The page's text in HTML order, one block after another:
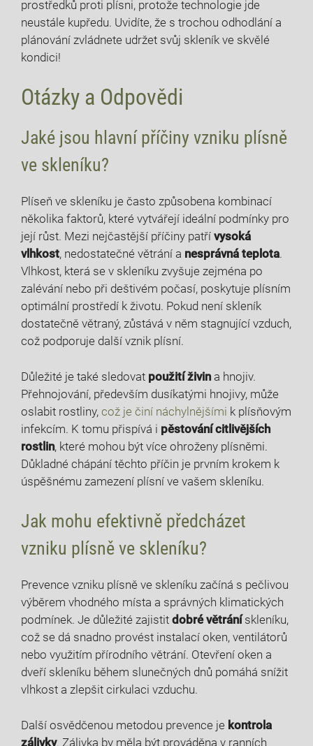
prostředků proti plísni, protože technologie jde‌
neustále kupředu. Uvidíte, že s​ trochou odhodlání a
plánování zvládnete udržet svůj skleník ve skvělé⁤
kondici!
Otázky a Odpovědi
Jaké jsou hlavní příčiny ​vzniku plísně
ve ‌skleníku?
Plíseň ve skleníku je často způsobena kombinací
několika faktorů, které vytvářejí ⁢ideální podmínky pro
její růst. Mezi‌ nejčastější příčiny patří vysoká
vlhkost, nedostatečné větrání a nesprávná teplota.
Vlhkost, která se v skleníku zvyšuje zejména‌ po
⁢zalévání nebo při deštivém počasí, poskytuje plísním
optimální prostředí k životu. Pokud není skleník
dostatečně větraný, zůstává v něm stagnující‍ vzduch,
což podporuje další vznik plísní.
Důležité je také sledovat použití živina hnojiv.
Přehnojování, především dusíkatými hnojivy, může ​
oslabit rostliny, ⁤ což je činí náchylnějšími k plísňovým​
infekcím. K tomu přispívá i pěstování citlivějších
rostlin, ‌které mohou být více ohroženy plísněmi.
Důkladné chápání těchto příčin je prvním krokem k
úspěšnému zamezení ​plísní ve vašem skleníku.
Jak mohu efektivně předcházet
vzniku plísně ve⁣ skleníku?
Prevence vzniku plísně ve skleníku začíná s pečlivou
výběrem vhodného místa a správných klimatických
podmínek. Je důležité zajistit dobré větránískleníku,
což se dá snadno provést instalací oken, ventilátorů
nebo využitím ‍přírodního větrání. ​Otevření oken a
dveří skleníku během slunečných dnů pomáhá snížit
vlhkost a ⁤zlepšit ‌cirkulaci vzduchu.
Další​ osvědčenou metodou prevence je kontrola
zálivky. Zálivka by měla být prováděna v ranních